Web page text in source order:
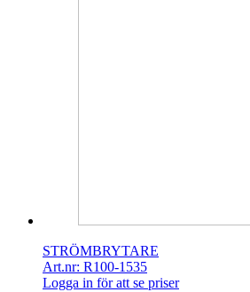
STRÖMBRYTARE
Art.nr: R100-1535
Logga in för att se priser